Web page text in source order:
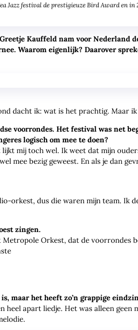
Jazz festival de prestigieuze Bird Award en
Kauffeld nam voor Nederland
Waarom eigenlijk? Daarover
dacht ik: wat is het prachtig. Maar
voorrondes. Het festival was net
logisch om mee te doen?
mij toch wel. Ik weet dat mijn
mee bezig geweest. En als je dan
orkest, dus die waren mijn team. Ik
zingen.
Orkest, dat de voorrondes
maar het heeft zo’n grappige
apart liedje. Het was alleen geen